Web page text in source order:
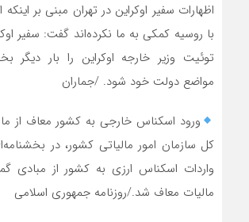
اظهارات سفیر اوکراین در تهران مبنی بر
با روسیه کمکی به ما نکرده‌اند گفت: سفیر
توئیت وزیر خارجه اوکراین را بار دیگر
مواضع دولت خود شود. /جماران
ورود اسکناس‌ خارجی به کشور معاف از
کل سازمان امور مالیاتی کشور، در
واردات اسکناس ارزی به کشور از مبادی
مالیات معاف شد./روزنامه جمهوری اسلامی